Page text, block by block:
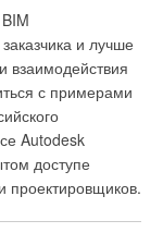
и лучше
взаимодействия
с примерами
Autodesk
доступе
проектировщиков.
копирование,
за счёт
между
среде